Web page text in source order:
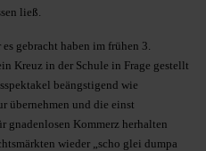
ließ.
gebracht haben im frühen 3.
Kreuz in der Schule in Frage gestellt
beängstigend wie
übernehmen und die einst
gnadenlosen Kommerz herhalten
wieder „scho glei dumpa